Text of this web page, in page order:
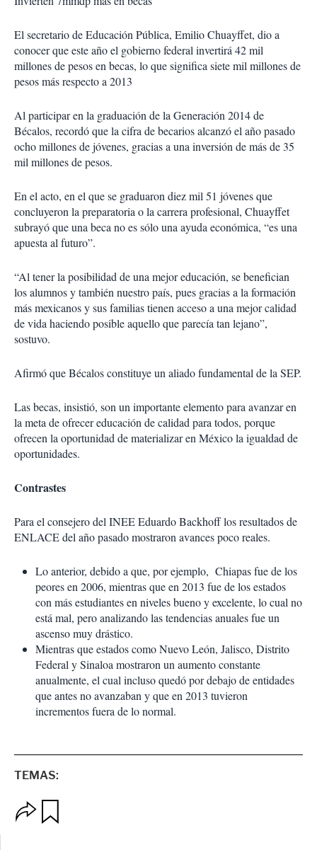
El secretario de Educación Pública, Emilio Chuayffet, dio a
conocer que este año el gobierno federal invertirá 42 mil
millones de pesos en becas, lo que significa siete mil millones de
pesos más respecto a 2013
Al participar en la graduación de la Generación 2014 de
Bécalos, recordó que la cifra de becarios alcanzó el año pasado
ocho millones de jóvenes, gracias a una inversión de más de 35
mil millones de pesos.
En el acto, en el que se graduaron diez mil 51 jóvenes que
concluyeron la preparatoria o la carrera profesional, Chuayffet
subrayó que una beca no es sólo una ayuda económica, “es una
apuesta al futuro”.
“Al tener la posibilidad de una mejor educación, se benefician
los alumnos y también nuestro país, pues gracias a la formación
más mexicanos y sus familias tienen acceso a una mejor calidad
de vida haciendo posible aquello que parecía tan lejano”,
sostuvo.
Afirmó que Bécalos constituye un aliado fundamental de la SEP.
Las becas, insistió, son un importante elemento para avanzar en
la meta de ofrecer educación de calidad para todos, porque
ofrecen la oportunidad de materializar en México la igualdad de
oportunidades.
Contrastes
Para el consejero del INEE Eduardo Backhoff los resultados de
ENLACE del año pasado mostraron avances poco reales.
Lo anterior, debido a que, por ejemplo, Chiapas fue de los
peores en 2006, mientras que en 2013 fue de los estados
con más estudiantes en niveles bueno y excelente, lo cual no
está mal, pero analizando las tendencias anuales fue un
ascenso muy drástico.
Mientras que estados como Nuevo León, Jalisco, Distrito
Federal y Sinaloa mostraron un aumento constante
anualmente, el cual incluso quedó por debajo de entidades
que antes no avanzaban y que en 2013 tuvieron
incrementos fuera de lo normal.
TEMAS: